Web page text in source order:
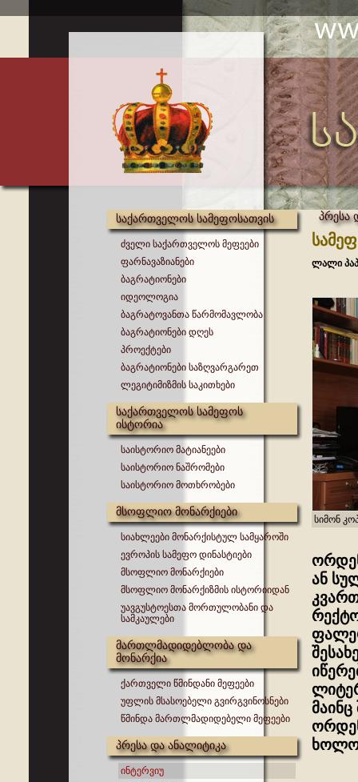
საქართველოს სამეფოსათვის
ძველი საქართველოს მეფეები
ფარნავაზიანები
ბაგრატიონები
იდეოლოგია
ბაგრატოვანთა წარმომავლობა
ბაგრატიონები დღეს
პროექტები
ბაგრატიონები საზღვარგარეთ
ლეგიტიმიზმის საკითხები
საქართველოს სამეფოს
ისტორია
საისტორიო მატიანეები
საისტორიო ნაშრომები
საისტორიო მოთხრობები
მსოფლიო მონარქიები
სიახლეები მონარქისტულ სამყაროში
ევროპის სამეფო დინასტიები
მსოფლიო მონარქიები
მსოფლიო მონარქიზმის ისტორიიდან
უავგუსტოესთა მორთულობანი და
სამკაულები
მართლმადიდებლობა და
მონარქია
ქართველი წმინდანი მეფეები
უფლის მსასოებელი გვირგვინოსნები
წმინდა მართლმადიდებელი მეფეები
პრესა და ანალიტიკა
ინტერვიუ
პრესა
ლალი
სიმონ
ან
ხოლო